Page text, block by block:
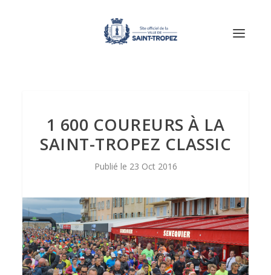
1 600 COUREURS À LA
SAINT-TROPEZ CLASSIC
23 Oct 2016